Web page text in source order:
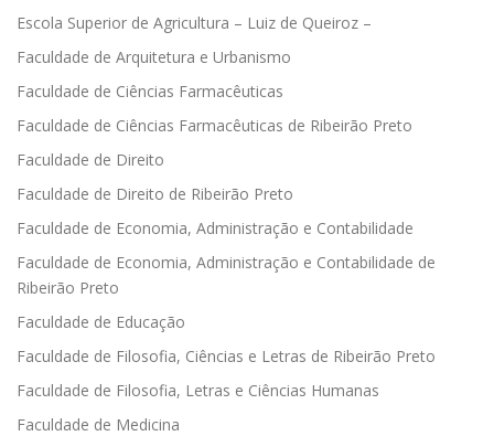
Escola Superior de Agricultura – Luiz de Queiroz –
Faculdade de Arquitetura e Urbanismo
Faculdade de Ciências Farmacêuticas
Faculdade de Ciências Farmacêuticas de Ribeirão Preto
Faculdade de Direito
Faculdade de Direito de Ribeirão Preto
Faculdade de Economia, Administração e Contabilidade
Faculdade de Economia, Administração e Contabilidade de
Ribeirão Preto
Faculdade de Educação
Faculdade de Filosofia, Ciências e Letras de Ribeirão Preto
Faculdade de Filosofia, Letras e Ciências Humanas
Faculdade de Medicina